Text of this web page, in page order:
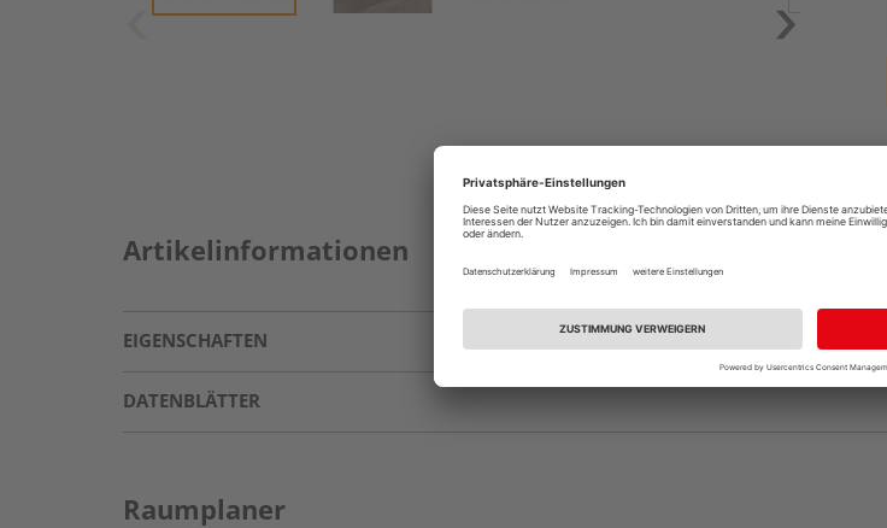
Artikelinformationen
EIGENSCHAFTEN
DATENBLÄTTER
Raumplaner